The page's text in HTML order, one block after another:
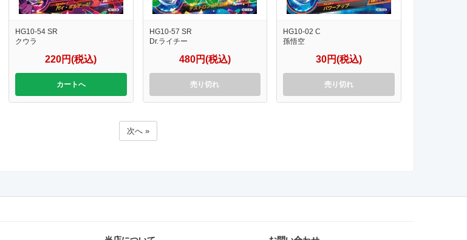
HG10-54 SR
クウラ
220円(税込)
カートへ
HG10-57 SR
Dr.ライチー
480円(税込)
売り切れ
HG10-02 C
孫悟空
30円(税込)
売り切れ
次へ »